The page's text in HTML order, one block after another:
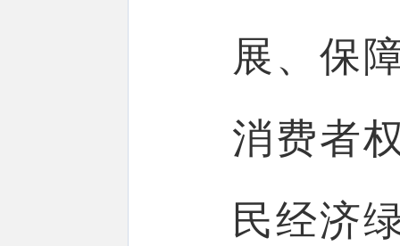
展、保
消费者
民经济